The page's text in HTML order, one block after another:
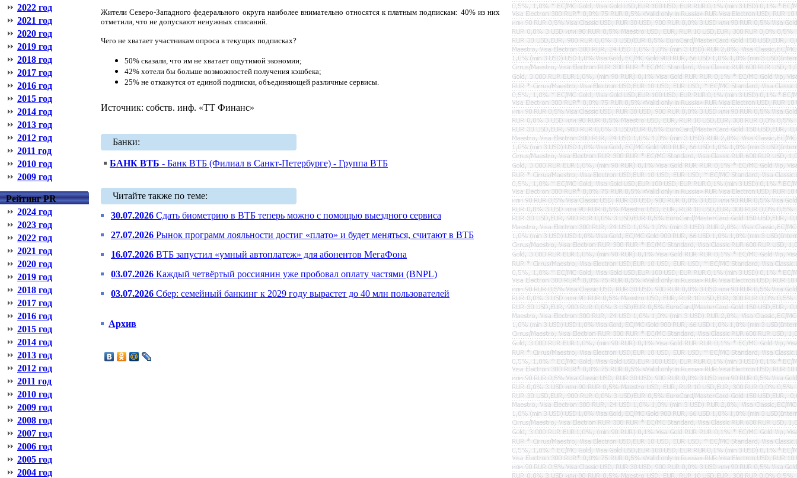
2022 год
2021 год
2020 год
2019 год
2018 год
2017 год
2016 год
2015 год
2014 год
2013 год
2012 год
2011 год
2010 год
2009 год
Рейтинг PR
2024 год
2023 год
2022 год
2021 год
2020 год
2019 год
2018 год
2017 год
2016 год
2015 год
2014 год
2013 год
2012 год
2011 год
2010 год
2009 год
2008 год
2007 год
2006 год
2005 год
2004 год
Жители Северо-Западного федерального округа наиболее внимательно относятся к платным подпискам: 40% из них
отметили, что не допускают ненужных списаний.
Чего не хватает участникам опроса в текущих подписках?
50% сказали, что им не хватает ощутимой экономии;
42% хотели бы больше возможностей получения кэшбека;
25% не откажутся от единой подписки, объединяющей различные сервисы.
Источник: собств. инф. «ТТ Финанс»
Банки:
БАНК ВТБ - Банк ВТБ (Филиал в Санкт-Петербурге) - Группа ВТБ
Читайте также по теме:
30.07.2026 Сдать биометрию в ВТБ теперь можно с помощью выездного сервиса
27.07.2026 Рынок программ лояльности достиг «плато» и будет меняться, считают в ВТБ
16.07.2026 ВТБ запустил «умный автоплатеж» для абонентов МегаФона
03.07.2026 Каждый четвёртый россиянин уже пробовал оплату частями (BNPL)
03.07.2026 Сбер: семейный банкинг к 2029 году вырастет до 40 млн пользователей
Архив